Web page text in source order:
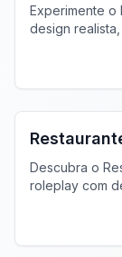
Experimente o
design
FiveM
Descubra o
roleplay com
FiveM